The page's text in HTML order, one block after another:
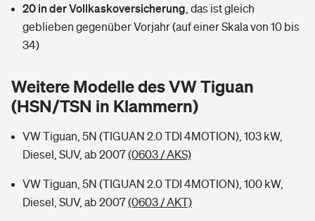
Tools
Wer versichert was: Jetzt Versicherer finden
Sie haben Fragen?
Handyversicherung
Musikinstrumentenversicherung
Zur Übersicht
Wer versichert was: Jetzt Versicherer finden
Sie haben Fragen?
Rentenrechner: Wie viel Geld bekomme ich im Alter?
20 in der Vollkaskoversicherung das ist gleich
geblieben gegenüber Vorjahr (auf einer Skala von 10 bis
34)
Weitere Modelle des VW Tiguan
(HSN/TSN in Klammern)
VW Tiguan, 5N (TIGUAN 2.0 TDI 4MOTION), 103 kW,
Diesel, SUV, ab 2007(0603 / AKS)
VW Tiguan, 5N (TIGUAN 2.0 TDI 4MOTION), 100 kW,
Diesel, SUV, ab 2007(0603 / AKT)